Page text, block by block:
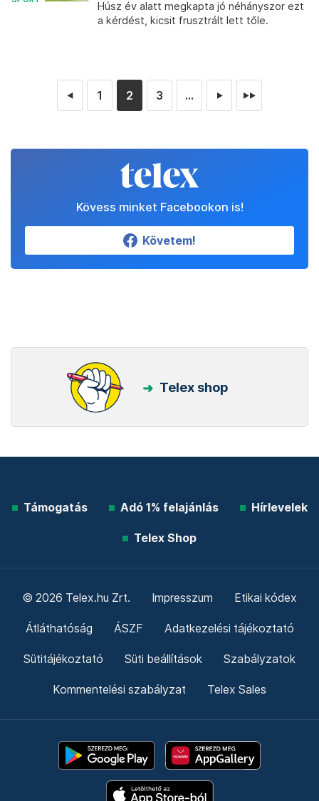
Húsz év alatt megkapta jó néhányszor ezt
a kérdést, kicsit frusztrált lett tőle.
◄ 1 2 3 ... ► ►►
Kövess minket Facebookon is!
Követem!
Telex shop
Támogatás Adó 1% felajánlás Hírlevelek
Telex Shop
© 2026 Telex.hu Zrt. Impresszum Etikai kódex
Átláthatóság ÁSZF Adatkezelési tájékoztató
Sütitájékoztató Süti beállítások Szabályzatok
Kommentelési szabályzat Telex Sales